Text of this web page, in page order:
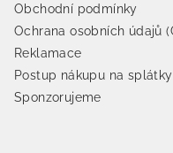
Obchodní podmínky
Ochrana osobních údajů
Reklamace
Postup nákupu na splátky
Sponzorujeme